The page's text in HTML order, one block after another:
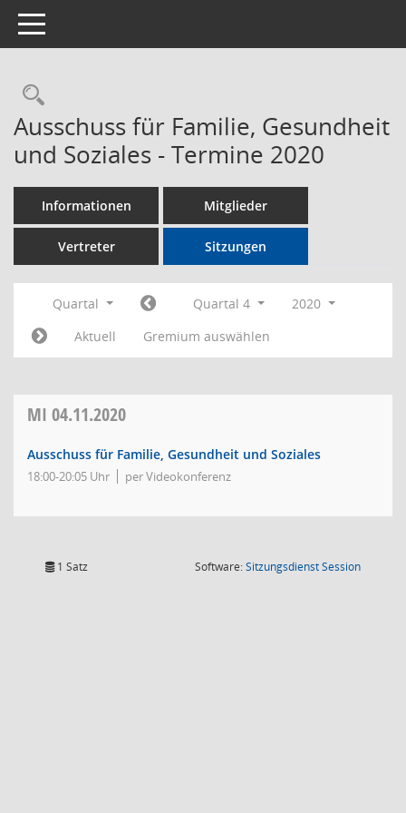
Toggle navigation
Rechercheauswahl
Ausschuss für Familie, Gesundheit
und Soziales - Termine 2020
Informationen Mitglieder
Vertreter Sitzungen
Quartal Quartal 4
2020
Aktuell
Gremium auswählen
MI 04.11.2020
Ausschuss für Familie, Gesundheit und Soziales
18:00-20:05 Uhr per Videokonferenz
1 Satz Software:SitzungsdienstSession(Wird in